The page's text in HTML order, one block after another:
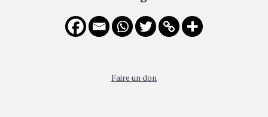
Faire un don